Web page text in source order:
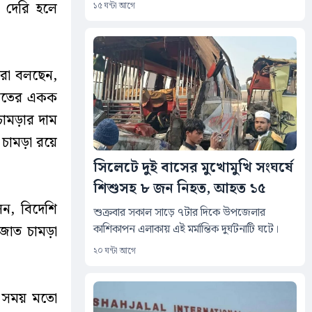
হলে
বলছেন,
একক
দাম
রয়ে
বিদেশি
চামড়া
সময় মতো
১৫ ঘন্টা আগে
সিলেটে দুই বাসের মুখোমুখি সংঘর্ষে
শিশুসহ ৮ জন নিহত, আহত ১৫
শুক্রবার সকাল সাড়ে ৭টার দিকে উপজেলার
কাশিকাপন এলাকায় এই মর্মান্তিক দুর্ঘটনাটি ঘটে।
২০ ঘন্টা আগে